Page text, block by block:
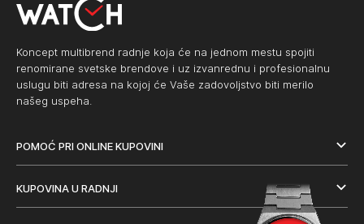
Koncept multibrend radnje koja će na jednom mestu spojiti
renomirane svetske brendove i uz izvanrednu i profesionalnu
uslugu biti adresa na kojoj će Vaše zadovoljstvo biti merilo
našeg uspeha.
POMOĆ PRI ONLINE KUPOVINI
KUPOVINA U RADNJI